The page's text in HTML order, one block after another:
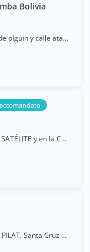
Bolivia
calle mejillones 2266 entre melchor perez de olguin y calle atacama, Departamento de Cochabamba
OFICINAS : En la Ciudad de EL ALTO Cuidad SATÉLITE y en la CUIDAD de LA PAZ CALACOTO Zona Sur
PARQUE INDUSTRIAL LATINOAMERICANO - PILAT, Santa Cruz de la Sierra